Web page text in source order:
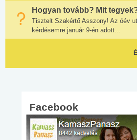
Hogyan tovább? Mit
Tisztelt Szakértő Asszony! Az óév
kérdésemre január 9-én adott...
Facebook